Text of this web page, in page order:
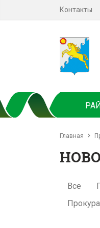
Контакты
Главная
Все